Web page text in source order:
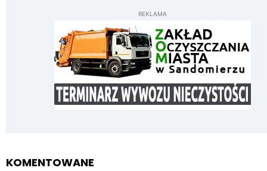
REKLAMA
KOMENTOWANE